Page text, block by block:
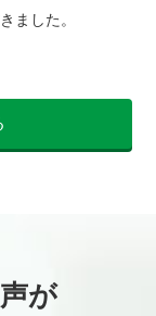
ました。
が